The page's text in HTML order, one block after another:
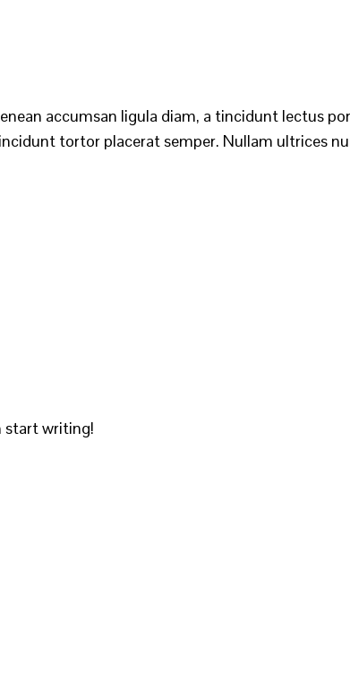
accumsan ligula diam, a tincidunt lectus
tortor placerat semper. Nullam ultrices
start writing!